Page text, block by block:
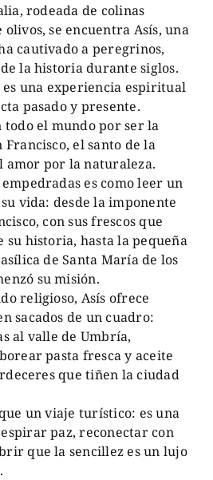
rodeada de colinas
olivos, se encuentra Asís, una
cautivado a peregrinos,
la historia durante siglos.
es una experiencia espiritual
pasado y presente.
todo el mundo por ser la
el santo de la
amor por la naturaleza.
es como leer un
vida: desde la imponente
con sus frescos que
su historia, hasta la pequeña
de Santa María de los
su misión.
religioso, Asís ofrece
sacados de un cuadro:
al valle de Umbría,
pasta fresca y aceite
que tiñen la ciudad
un viaje turístico: es una
paz, reconectar con
que la sencillez es un lujo